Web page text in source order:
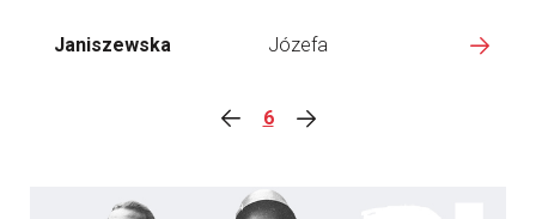
Janiszewska Józefa
6